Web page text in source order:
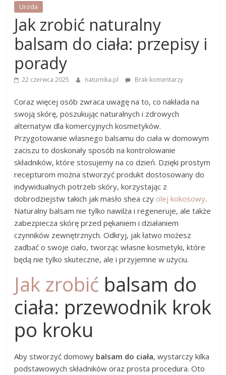
Uroda
Jak zrobić naturalny
balsam do ciała: przepisy i
porady
22 czerwca 2025 naturnika.pl Brak komentarzy
Coraz więcej osób zwraca uwagę na to, co nakłada na
swoją skórę, poszukując naturalnych i zdrowych
alternatyw dla komercyjnych kosmetyków.
Przygotowanie własnego balsamu do ciała w domowym
zaciszu to doskonały sposób na kontrolowanie
składników, które stosujemy na co dzień. Dzięki prostym
recepturom można stworzyć produkt dostosowany do
indywidualnych potrzeb skóry, korzystając z
dobrodziejstw takich jak masło shea czy olej kokosowy.
Naturalny balsam nie tylko nawilża i regeneruje, ale także
zabezpiecza skórę przed pękaniem i działaniem
czynników zewnętrznych. Odkryj, jak łatwo możesz
zadbać o swoje ciało, tworząc własne kosmetyki, które
będą nie tylko skuteczne, ale i przyjemne w użyciu.
Jak zrobić balsam do
ciała: przewodnik krok
po kroku
Aby stworzyć domowy balsam do ciała, wystarczy kilka
podstawowych składników oraz prosta procedura. Oto